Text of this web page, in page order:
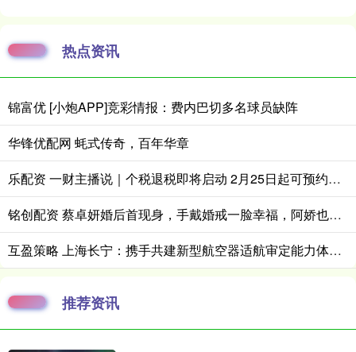
热点资讯
锦富优 [小炮APP]竞彩情报：费内巴切多名球员缺阵
华锋优配网 蚝式传奇，百年华章
乐配资 一财主播说｜个税退税即将启动 2月25日起可预约办理
铭创配资 蔡卓妍婚后首现身，手戴婚戒一脸幸福，阿娇也在送了54万结婚礼物
互盈策略 上海长宁：携手共建新型航空器适航审定能力体系 打造低空经济质量基础设施“一站式”服务平台
推荐资讯